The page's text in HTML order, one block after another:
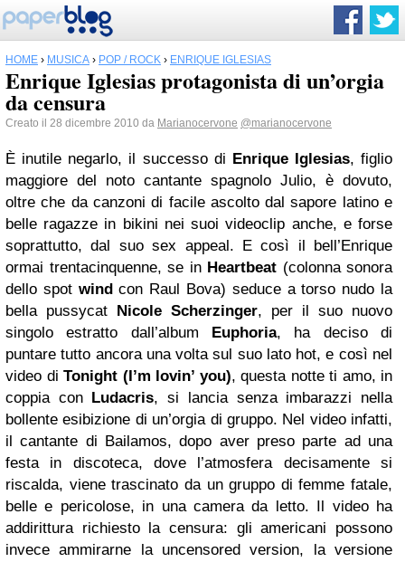
HOME › MUSICA › POP / ROCK › ENRIQUE IGLESIAS
Enrique Iglesias protagonista di un’orgia
da censura
Creato il 28 dicembre 2010 da Marianocervone @marianocervone
È inutile negarlo, il successo di Enrique Iglesias, figlio
maggiore del noto cantante spagnolo Julio, è dovuto,
oltre che da canzoni di facile ascolto dal sapore latino e
belle ragazze in bikini nei suoi videoclip anche, e forse
soprattutto, dal suo sex appeal. E così il bell’Enrique
ormai trentacinquenne, se in Heartbeat (colonna sonora
dello spot windcon Raul Bova) seduce a torso nudo la
bella pussycat Nicole Scherzinger, per il suo nuovo
singolo estratto dall’album Euphoria, ha deciso di
puntare tutto ancora una volta sul suo lato hot, e così nel
video di Tonight (I’m lovin’ you), questa notte ti amo, in
coppia con Ludacris, si lancia senza imbarazzi nella
bollente esibizione di un’orgia di gruppo. Nel video infatti,
il cantante di Bailamos, dopo aver preso parte ad una
festa in discoteca, dove l’atmosfera decisamente si
riscalda, viene trascinato da un gruppo di femme fatale,
belle e pericolose, in una camera da letto. Il video ha
addirittura richiesto la censura: gli americani possono
invece ammirarne la uncensored version, la versione